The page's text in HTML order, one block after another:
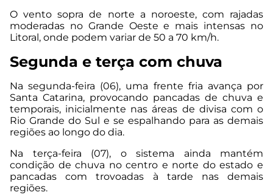
O vento sopra de norte a noroeste, com rajadas
moderadas no Grande Oeste e mais intensas no
Litoral, onde podem variar de 50 a 70 km/h.
Segunda e terça com chuva
Na segunda-feira (06), uma frente fria avança por
Santa Catarina, provocando pancadas de chuva e
temporais, inicialmente nas áreas de divisa com o
Rio Grande do Sul e se espalhando para as demais
regiões ao longo do dia.
Na terça-feira (07), o sistema ainda mantém
condição de chuva no centro e norte do estado e
pancadas com trovoadas à tarde nas demais
regiões.